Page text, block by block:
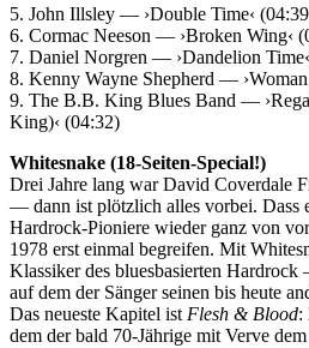
5. John Illsley — ›Double Time‹
6. Cormac Neeson — ›Broken Wing‹
7. Daniel Norgren — ›Dandelion
8. Kenny Wayne Shepherd —
9. The B.B. King Blues Band —
King)‹ (04:32)
Whitesnake (18-Seiten-Special!)
Drei Jahre lang war David Coverdale
— dann ist plötzlich alles vorbei. Dass
Hardrock-Pioniere wieder ganz von
1978 erst einmal begreifen. Mit
Klassiker des bluesbasierten
auf dem der Sänger seinen bis heute
Das neueste Kapitel ist Flesh & Blood:
dem der bald 70-Jährige mit Verve